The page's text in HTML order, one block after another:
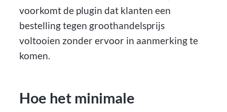
voorkomt de plugin dat klanten een
bestelling tegen groothandelsprijs
voltooien zonder ervoor in aanmerking te
komen.
Hoe het minimale